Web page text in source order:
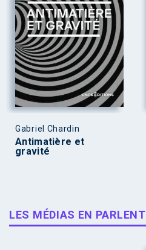
Gabriel Chardin
Antimatière et
gravité
LES MÉDIAS EN PARLENT